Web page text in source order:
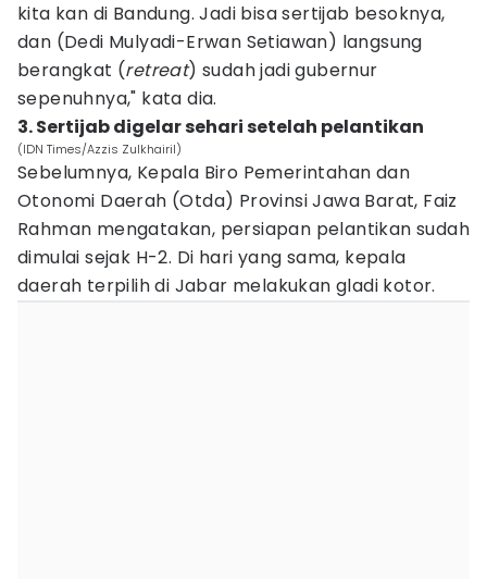
kita kan di Bandung. Jadi bisa sertijab besoknya,
dan (Dedi Mulyadi-Erwan Setiawan) langsung
berangkat (retreat) sudah jadi gubernur
sepenuhnya," kata dia.
3. Sertijab digelar sehari setelah pelantikan
(IDN Times/Azzis Zulkhairil)
Sebelumnya, Kepala Biro Pemerintahan dan
Otonomi Daerah (Otda) Provinsi Jawa Barat, Faiz
Rahman mengatakan, persiapan pelantikan sudah
dimulai sejak H-2. Di hari yang sama, kepala
daerah terpilih di Jabar melakukan gladi kotor.